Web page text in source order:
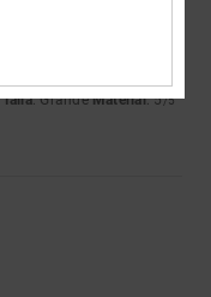
Talla: GrandeMaterial: 5/5